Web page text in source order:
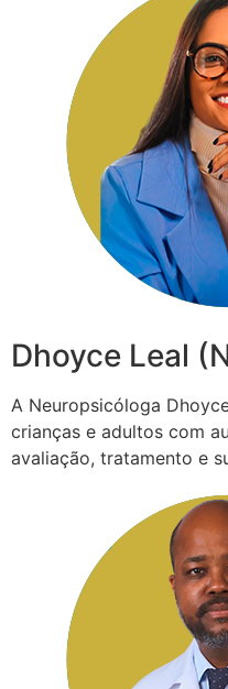
Dhoyce Leal
A Neuropsicóloga
crianças e adultos com
avaliação, tratamento e